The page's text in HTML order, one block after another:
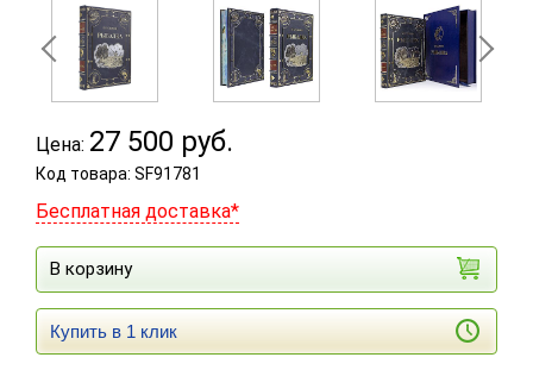
Цена: 27 500 руб.
Код товара: SF91781
Бесплатная доставка*
В корзину
Купить в 1 клик